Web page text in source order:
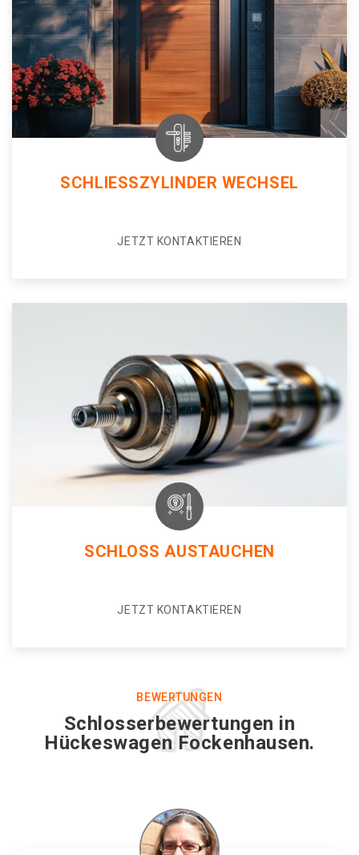
SCHLIESSZYLINDER WECHSEL
JETZT KONTAKTIEREN
SCHLOSS AUSTAUCHEN
JETZT KONTAKTIEREN
BEWERTUNGEN
Schlosserbewertungen in
Hückeswagen Fockenhausen.